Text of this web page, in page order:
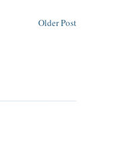
Older Post